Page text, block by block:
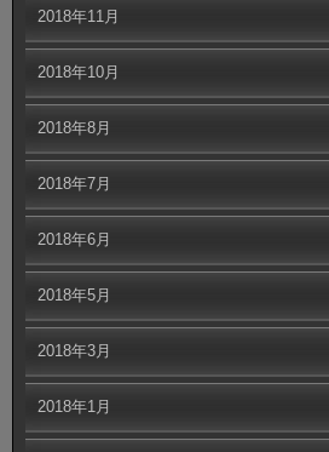
2018年11月
2018年10月
2018年8月
2018年7月
2018年6月
2018年5月
2018年3月
2018年1月